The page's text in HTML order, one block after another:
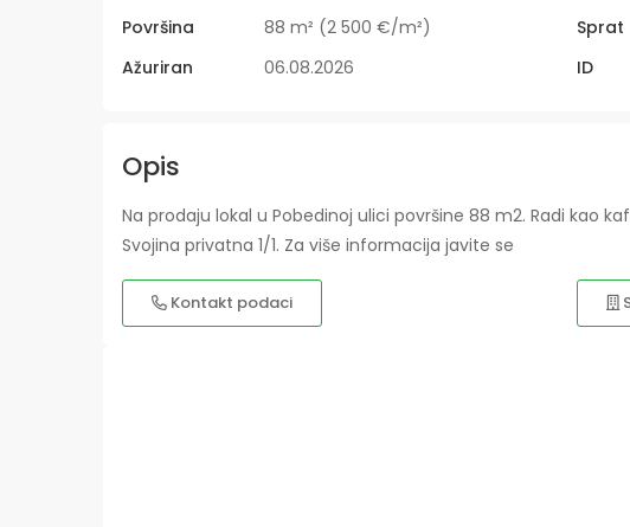
Površina
88 m² (2 500 €/m²) Sprat
Ažuriran
06.08.2026 ID
Opis
Na prodaju lokal u Pobedinoj ulici površine 88 m2. Radi kao
Svojina privatna 1/1. Za više informacija javite se
Kontakt podaci